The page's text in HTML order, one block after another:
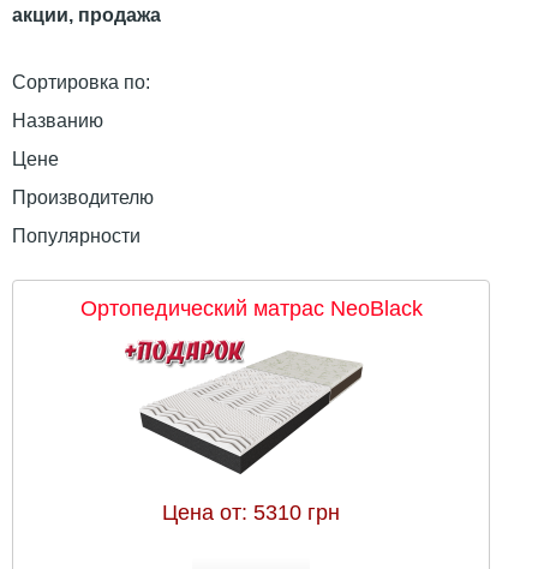
акции, продажа
Сортировка по:
Названию
Цене
Производителю
Популярности
Ортопедический матрас NeoBlack
Цена от:5310 грн